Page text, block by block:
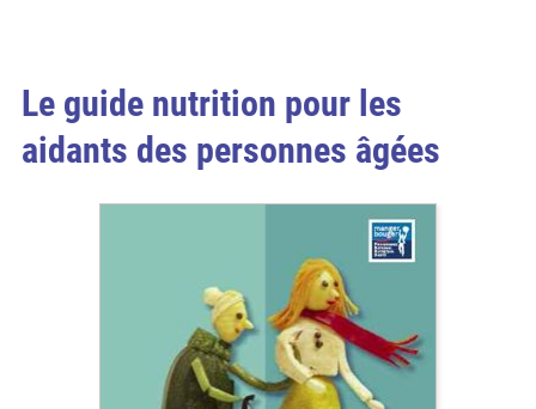
Le guide nutrition pour les
aidants des personnes âgées